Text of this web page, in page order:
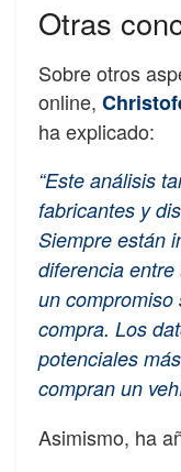
Otras
Sobre otros
online,
ha explicado:
“Este análisis
fabricantes y
Siempre están
diferencia
un compromiso
compra. Los
potenciales
compran un
Asimismo, ha